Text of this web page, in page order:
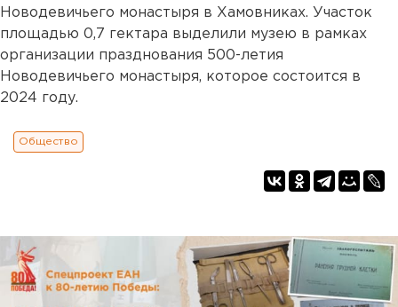
Новодевичьего монастыря в Хамовниках. Участок
площадью 0,7 гектара выделили музею в рамках
организации празднования 500-летия
Новодевичьего монастыря, которое состоится в
2024 году.
Общество